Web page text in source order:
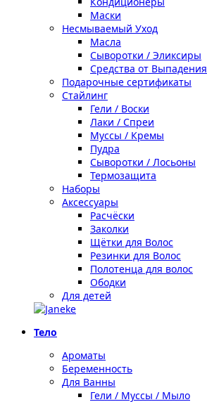
Маски
Несмываемый Уход
Масла
Сыворотки / Эликсиры
Средства от Выпадения
Подарочные сертификаты
Стайлинг
Гели / Воски
Лаки / Спреи
Муссы / Кремы
Пудра
Сыворотки / Лосьоны
Термозащита
Наборы
Аксессуары
Расчёски
Заколки
Щётки для Волос
Резинки для Волос
Полотенца для волос
Ободки
Для детей
Тело
Ароматы
Беременность
Для Ванны
Гели / Муссы / Мыло